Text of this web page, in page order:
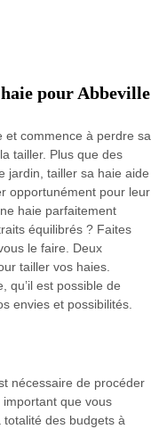
pour Abbeville
et commence à perdre sa
tailler. Plus que des
jardin, tailler sa haie aide
opportunément pour leur
haie parfaitement
équilibrés ? Faites
le faire. Deux
tailler vos haies.
qu’il est possible de
envies et possibilités.
nécessaire de procéder
important que vous
des budgets à